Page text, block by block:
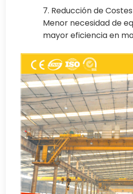
7. Reducción de
Menor necesidad de
mayor eficiencia en